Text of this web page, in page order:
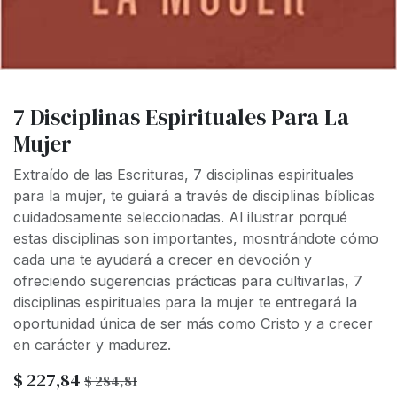
7 Disciplinas Espirituales Para La
Mujer
Extraído de las Escrituras, 7 disciplinas espirituales
para la mujer, te guiará a través de disciplinas bíblicas
cuidadosamente seleccionadas. Al ilustrar porqué
estas disciplinas son importantes, mosntrándote cómo
cada una te ayudará a crecer en devoción y
ofreciendo sugerencias prácticas para cultivarlas, 7
disciplinas espirituales para la mujer te entregará la
oportunidad única de ser más como Cristo y a crecer
en carácter y madurez.
$ 227,84 $284,81